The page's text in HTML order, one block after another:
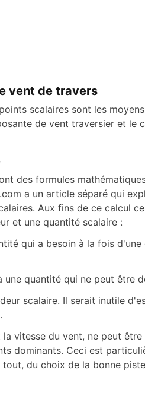
vent de travers
scalaires sont les
de vent traversier et le
des formules
a un article séparé qui
Aux fins de ce calcul
et une quantité scalaire :
qui a besoin à la fois
quantité qui ne peut être
scalaire. Il serait inutile
vitesse du vent, ne peut
dominants. Ceci est
du choix de la bonne